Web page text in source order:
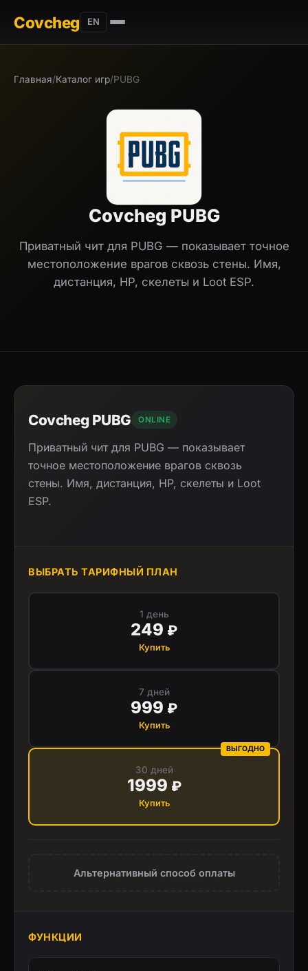
Covcheg EN
Главная/Каталог игр/PUBG
Covcheg PUBG
Приватный чит для PUBG — показывает точное
местоположение врагов сквозь стены. Имя,
дистанция, HP, скелеты и Loot ESP.
Covcheg PUBG ONLINE
Приватный чит для PUBG — показывает
точное местоположение врагов сквозь
стены. Имя, дистанция, HP, скелеты и Loot
ESP.
ВЫБРАТЬ ТАРИФНЫЙ ПЛАН
1 день
249 ₽
Купить
7 дней
999 ₽
Купить
ВЫГОДНО
30 дней
1999 ₽
Купить
Альтернативный способ оплаты
ФУНКЦИИ